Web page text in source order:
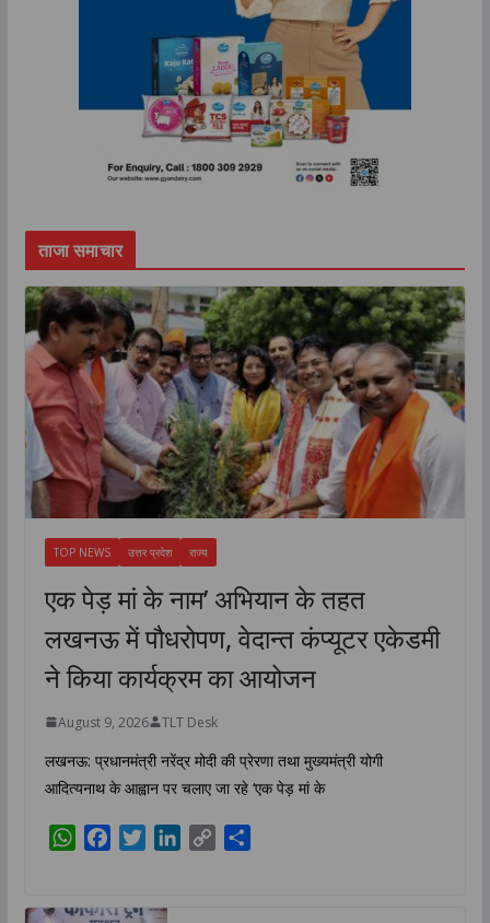
ताजा समाचार
TOP NEWS उत्तर प्रदेश राज्य
एक पेड़ मां के नाम’ अभियान के तहत
लखनऊ में पौधरोपण, वेदान्त कंप्यूटर एकेडमी
ने किया कार्यक्रम का आयोजन
August 9, 2026 TLT Desk
लखनऊ: प्रधानमंत्री नरेंद्र मोदी की प्रेरणा तथा मुख्यमंत्री योगी
आदित्यनाथ के आह्वान पर चलाए जा रहे ‘एक पेड़ मां के
W
t
e
t